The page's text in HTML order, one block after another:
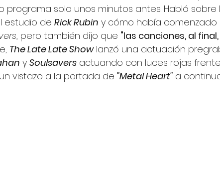
programa solo unos minutos antes. Habló
estudio de Rick Rubin y cómo había comenzado
, pero también dijo que "las canciones, al
The Late Late Show lanzó una actuación
y Soulsavers actuando con luces rojas
vistazo a la portada de "Metal Heart" a